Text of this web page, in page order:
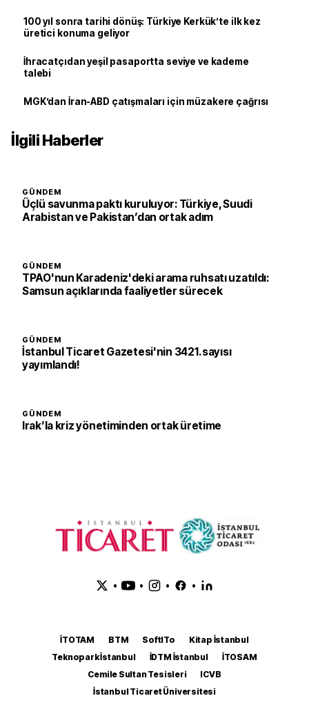
100 yıl sonra tarihi dönüş: Türkiye Kerkük’te ilk kez
üretici konuma geliyor
İhracatçıdan yeşil pasaportta seviye ve kademe
talebi
MGK’dan İran-ABD çatışmaları için müzakere çağrısı
İlgili Haberler
GÜNDEM
Üçlü savunma paktı kuruluyor: Türkiye, Suudi
Arabistan ve Pakistan’dan ortak adım
GÜNDEM
TPAO'nun Karadeniz'deki arama ruhsatı uzatıldı:
Samsun açıklarında faaliyetler sürecek
GÜNDEM
İstanbul Ticaret Gazetesi'nin 3421. sayısı
yayımlandı!
GÜNDEM
Irak’la kriz yönetiminden ortak üretime
• • • •
İTOTAM BTM SoftITo
Kitap İstanbul
Teknopark İstanbul
İDTM İstanbul
İTOSAM
Cemile Sultan Tesisleri
ICVB
İstanbul Ticaret Üniversitesi